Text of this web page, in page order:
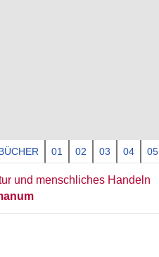
01 02 03 04 05
und menschliches Handeln